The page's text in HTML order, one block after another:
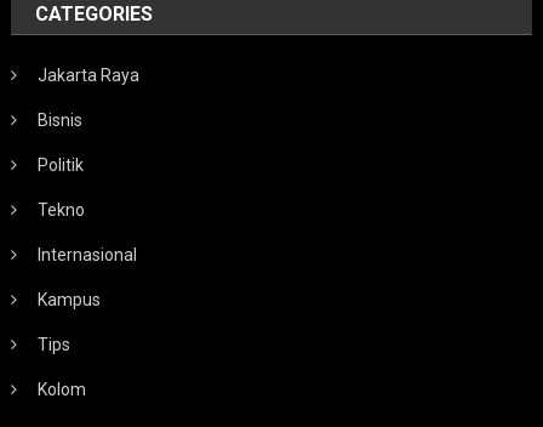
CATEGORIES
Jakarta Raya
Bisnis
Politik
Tekno
Internasional
Kampus
Tips
Kolom